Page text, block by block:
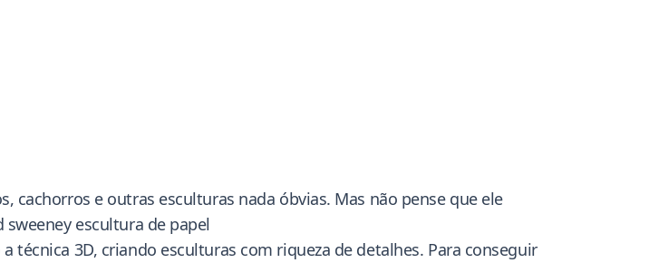
cachorros e outras esculturas nada óbvias. Mas não pense que ele
escultura de papel
técnica 3D, criando esculturas com riqueza de detalhes. Para conseguir